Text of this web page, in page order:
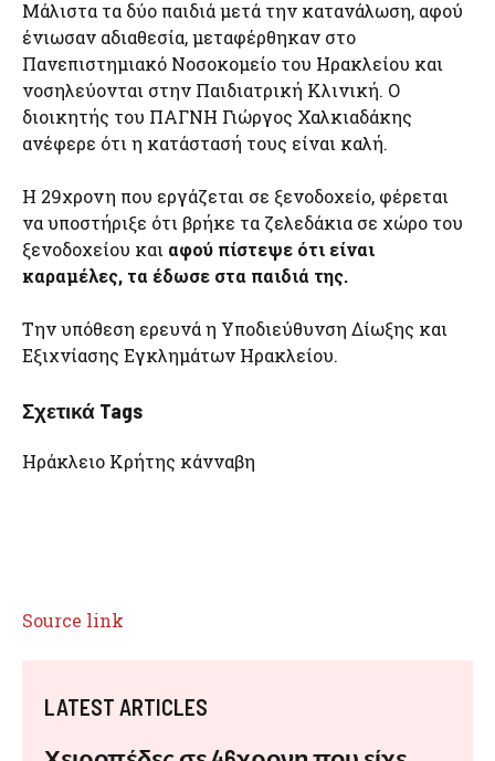
Μάλιστα τα δύο παιδιά μετά την κατανάλωση, αφού
ένιωσαν αδιαθεσία, μεταφέρθηκαν στο
Πανεπιστημιακό Νοσοκομείο του Ηρακλείου και
νοσηλεύονται στην Παιδιατρική Κλινική. Ο
διοικητής του ΠΑΓΝΗ Γιώργος Χαλκιαδάκης
ανέφερε ότι η κατάστασή τους είναι καλή.
Η 29χρονη που εργάζεται σε ξενοδοχείο, φέρεται
να υποστήριξε ότι βρήκε τα ζελεδάκια σε χώρο του
ξενοδοχείου και αφού πίστεψε ότι είναι
καραμέλες, τα έδωσε στα παιδιά της.
Την υπόθεση ερευνά η Υποδιεύθυνση Δίωξης και
Εξιχνίασης Εγκλημάτων Ηρακλείου.
Σχετικά Tags
Ηράκλειο Κρήτης κάνναβη
Source link
LATEST ARTICLES